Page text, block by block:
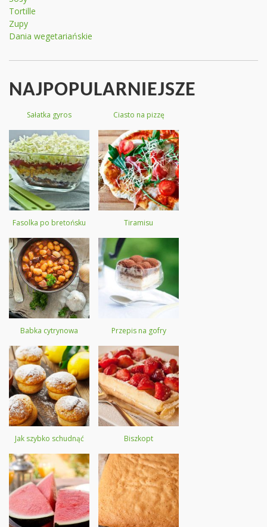
Tortille
Zupy
Dania wegetariańskie
NAJPOPULARNIEJSZE
Sałatka gyros Ciasto na pizzę
Fasolka po bretońsku Tiramisu
Babka cytrynowa Przepis na gofry
Jak szybko schudnąć Biszkopt